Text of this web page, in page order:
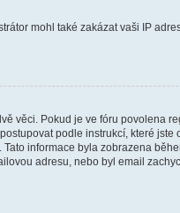
mohl také zakázat vaši IP
věci. Pokud je ve fóru povolena
podle instrukcí, které
informace byla zobrazena
adresu, nebo byl email